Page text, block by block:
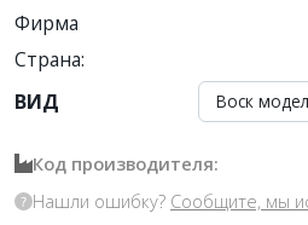
Фирма
Страна:
ВИД
Воск
Код производителя:
Нашли ошибку? Сообщите, мы